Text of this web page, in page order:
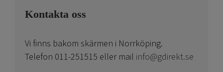
Kontakta oss
Vi finns bakom skärmen i Norrköping.
Telefon 011-251515 eller mail info@gdirekt.se